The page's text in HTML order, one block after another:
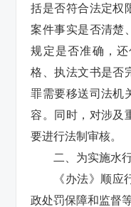
括是否符合法定权
案件事实是否清楚
规定是否准确，
格、执法文书是否
罪需要移送司法机
容。同时，对涉及
要进行法制审核。
二、为实施水
《办法》顺
政处罚保障和监督